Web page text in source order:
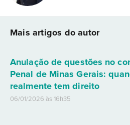
Mais artigos do autor
Anulação de questões no
Penal de Minas Gerais:
realmente tem direito
06/01/2026 às 16h35